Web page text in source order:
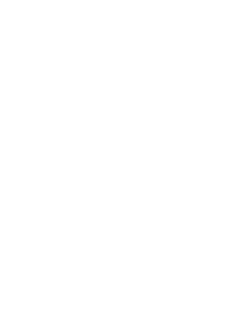
assistência técnica